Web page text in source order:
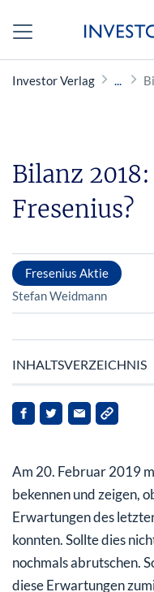
Investor Verlag
Bilanz
Fresenius?
Fresenius Aktie
Stefan Weidmann
INHALTSVERZEICHNIS
Deswegen sind
Black Rock fährt
Erfolgreiche
Zinsaufwand
Einschätzung der
Am 20. Februar 2019
bekennen und zeigen,
Erwartungen des
konnten. Sollte dies
nochmals abrutschen.
diese Erwartungen